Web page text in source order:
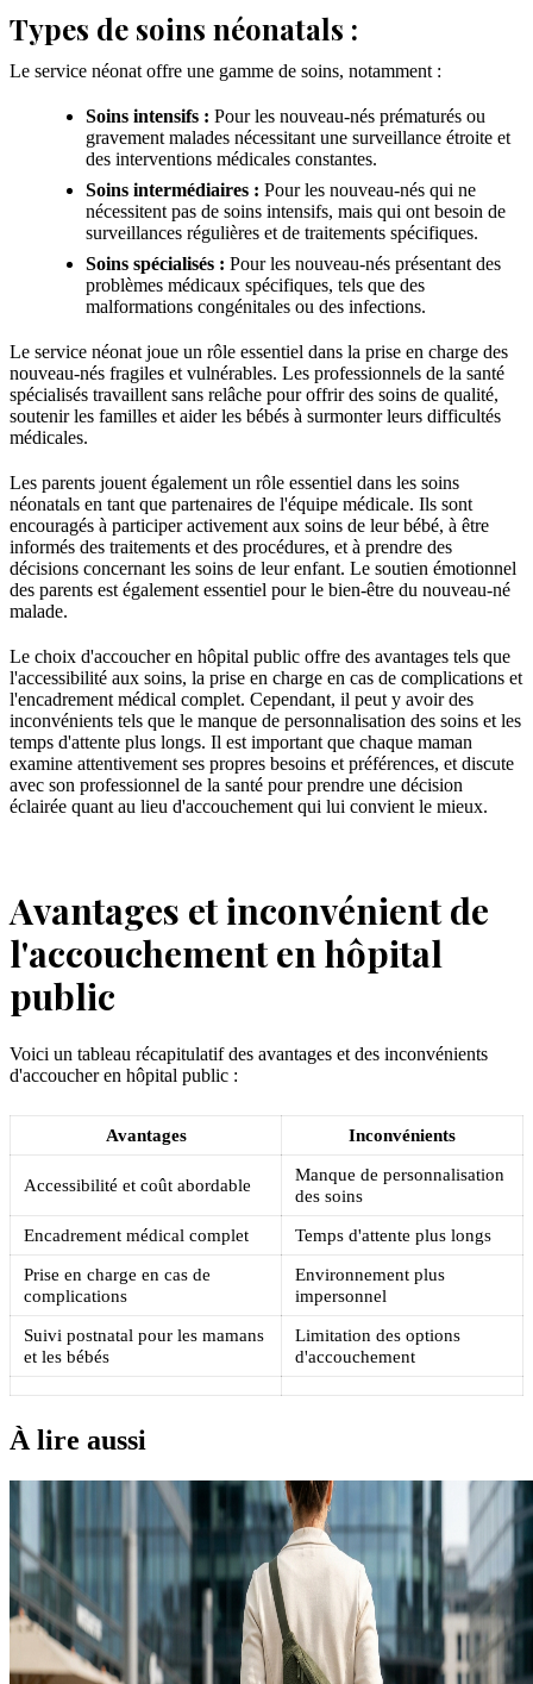
Types de soins néonatals :
Le service néonat offre une gamme de soins, notamment :
Soins intensifs : Pour les nouveau-nés prématurés ou
gravement malades nécessitant une surveillance étroite et
des interventions médicales constantes.
Soins intermédiaires : Pour les nouveau-nés qui ne
nécessitent pas de soins intensifs, mais qui ont besoin de
surveillances régulières et de traitements spécifiques.
Soins spécialisés : Pour les nouveau-nés présentant des
problèmes médicaux spécifiques, tels que des
malformations congénitales ou des infections.
Le service néonat joue un rôle essentiel dans la prise en charge des
nouveau-nés fragiles et vulnérables. Les professionnels de la santé
spécialisés travaillent sans relâche pour offrir des soins de qualité,
soutenir les familles et aider les bébés à surmonter leurs difficultés
médicales.
Les parents jouent également un rôle essentiel dans les soins
néonatals en tant que partenaires de l'équipe médicale. Ils sont
encouragés à participer activement aux soins de leur bébé, à être
informés des traitements et des procédures, et à prendre des
décisions concernant les soins de leur enfant. Le soutien émotionnel
des parents est également essentiel pour le bien-être du nouveau-né
malade.
Le choix d'accoucher en hôpital public offre des avantages tels que
l'accessibilité aux soins, la prise en charge en cas de complications et
l'encadrement médical complet. Cependant, il peut y avoir des
inconvénients tels que le manque de personnalisation des soins et les
temps d'attente plus longs. Il est important que chaque maman
examine attentivement ses propres besoins et préférences, et discute
avec son professionnel de la santé pour prendre une décision
éclairée quant au lieu d'accouchement qui lui convient le mieux.
Avantages et inconvénient de
l'accouchement en hôpital
public
Voici un tableau récapitulatif des avantages et des inconvénients
d'accoucher en hôpital public :
Avantages Inconvénients
Accessibilité et coût abordable
Manque de personnalisation
des soins
Encadrement médical complet
Temps d'attente plus longs
Prise en charge en cas de
complications
Environnement plus
impersonnel
Suivi postnatal pour les mamans
et les bébés
Limitation des options
d'accouchement
À lire aussi